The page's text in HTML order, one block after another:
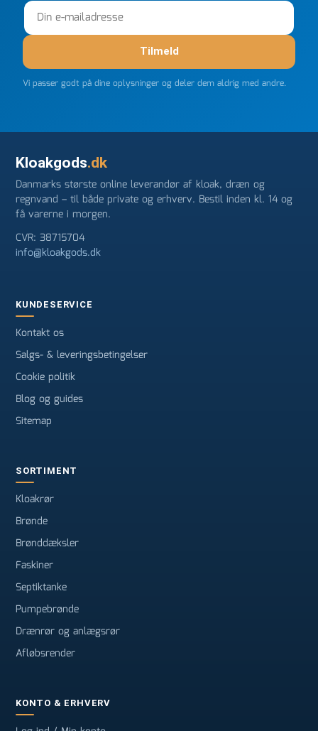
Tilmeld
Vi passer godt på dine oplysninger og deler dem aldrig med andre.
Kloakgods.dk
Danmarks største online leverandør af kloak, dræn og
regnvand – til både private og erhverv. Bestil inden kl. 14 og
få varerne i morgen.
CVR: 38715704
info@kloakgods.dk
KUNDESERVICE
Kontakt os
Salgs- & leveringsbetingelser
Cookie politik
Blog og guides
Sitemap
SORTIMENT
Kloakrør
Brønde
Brønddæksler
Faskiner
Septiktanke
Pumpebrønde
Drænrør og anlægsrør
Afløbsrender
KONTO & ERHVERV